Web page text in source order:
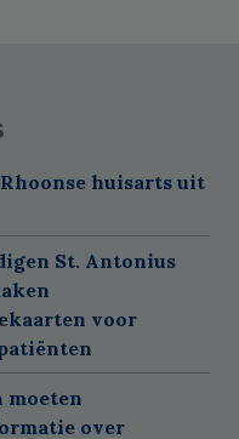
huisarts uit
St. Antonius
voor
moeten
over